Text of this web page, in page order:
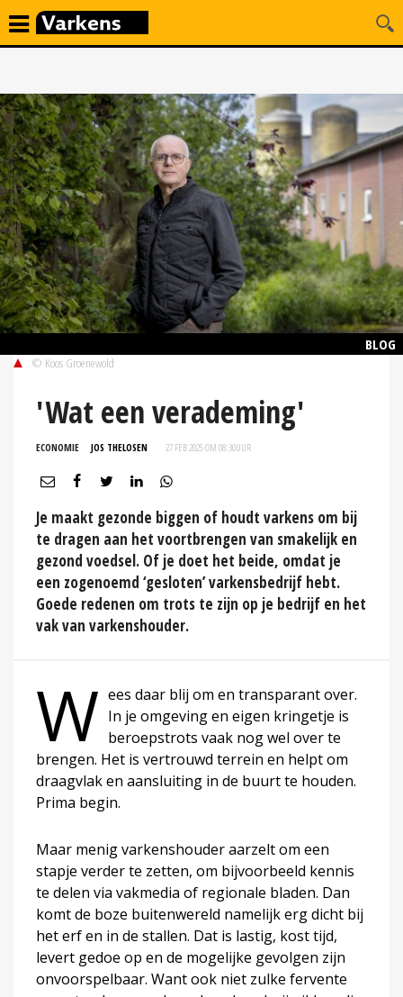
BLOG
© Koos Groenewold
'Wat een verademing'
ECONOMIE JOS THELOSEN 27 FEB 2025 OM 08:30UUR
Je maakt gezonde biggen of houdt varkens om bij
te dragen aan het voortbrengen van smakelijk en
gezond voedsel. Of je doet het beide, omdat je
een zogenoemd ‘gesloten’ varkensbedrijf hebt.
Goede redenen om trots te zijn op je bedrijf en het
vak van varkenshouder.
W ees daar blij om en transparant over.
In je omgeving en eigen kringetje is
beroepstrots vaak nog wel over te
brengen. Het is vertrouwd terrein en helpt om
draagvlak en aansluiting in de buurt te houden.
Prima begin.
Maar menig varkenshouder aarzelt om een
stapje verder te zetten, om bijvoorbeeld kennis
te delen via vakmedia of regionale bladen. Dan
komt de boze buitenwereld namelijk erg dicht bij
het erf en in de stallen. Dat is lastig, kost tijd,
levert gedoe op en de mogelijke gevolgen zijn
onvoorspelbaar. Want ook niet zulke fervente